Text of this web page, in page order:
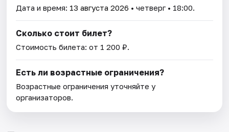
Дата и время: 13 августа 2026 • четверг • 18:00.
Сколько стоит билет?
Стоимость билета: от 1 200 ₽.
Есть ли возрастные ограничения?
Возрастные ограничения уточняйте у
организаторов.